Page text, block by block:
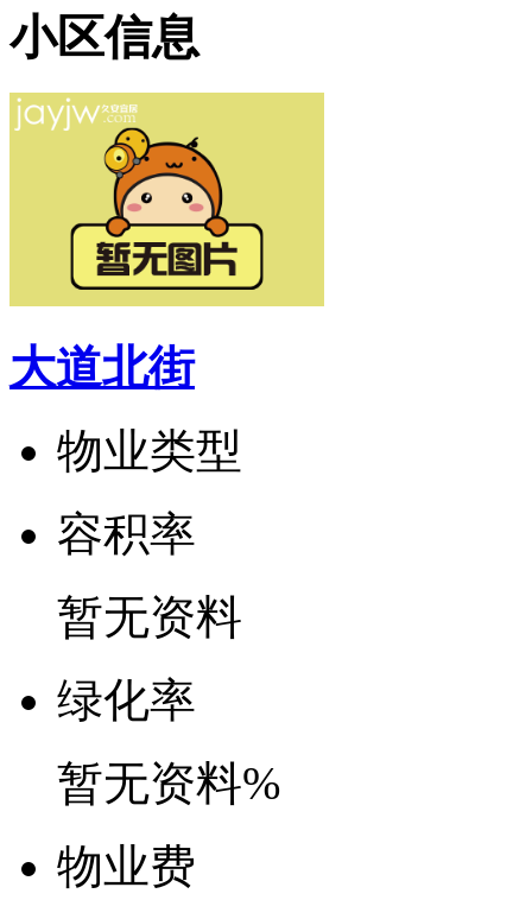
小区信息
大道北街
物业类型
容积率
暂无资料
绿化率
暂无资料%
物业费